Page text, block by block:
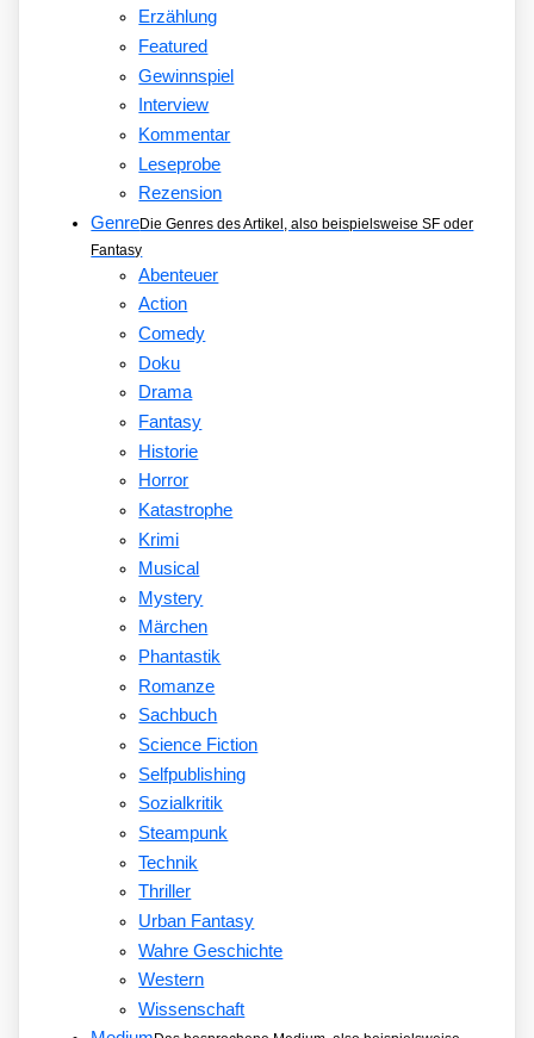
Erzählung
Featured
Gewinnspiel
Interview
Kommentar
Leseprobe
Rezension
GenreDie Genres des Artikel, also beispielsweise SF oder
Fantasy
Abenteuer
Action
Comedy
Doku
Drama
Fantasy
Historie
Horror
Katastrophe
Krimi
Musical
Mystery
Märchen
Phantastik
Romanze
Sachbuch
Science Fiction
Selfpublishing
Sozialkritik
Steampunk
Technik
Thriller
Urban Fantasy
Wahre Geschichte
Western
Wissenschaft